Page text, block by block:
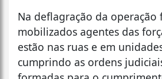
Na deflagração da operação
mobilizados agentes das
estão nas ruas e em
cumprindo as ordens